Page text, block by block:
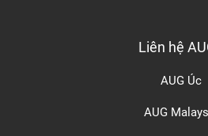
Liên hệ
AUG Úc
AUG